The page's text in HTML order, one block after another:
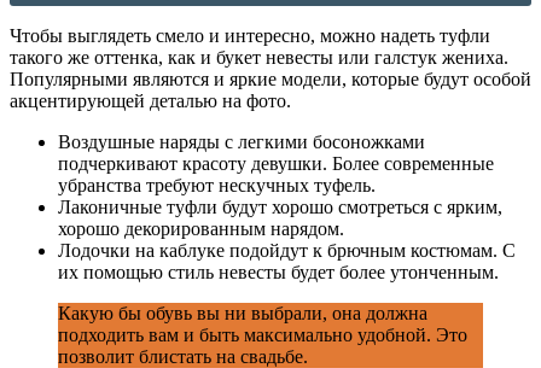
Чтобы выглядеть смело и интересно, можно надеть туфли
такого же оттенка, как и букет невесты или галстук жениха.
Популярными являются и яркие модели, которые будут особой
акцентирующей деталью на фото.
Воздушные наряды с легкими босоножками
подчеркивают красоту девушки. Более современные
убранства требуют нескучных туфель.
Лаконичные туфли будут хорошо смотреться с ярким,
хорошо декорированным нарядом.
Лодочки на каблуке подойдут к брючным костюмам. С
их помощью стиль невесты будет более утонченным.
Какую бы обувь вы ни выбрали, она должна
подходить вам и быть максимально удобной. Это
позволит блистать на свадьбе.